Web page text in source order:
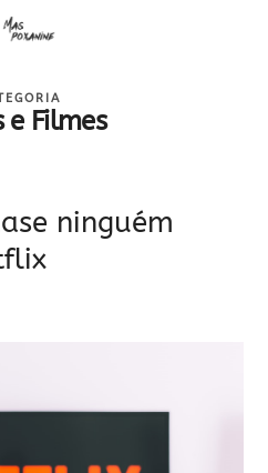
e Filmes
ninguém